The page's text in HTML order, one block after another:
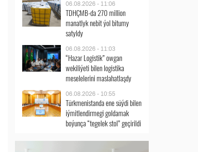
06.08.2026 - 11:06
TDHÇMB-da 270 million
manatlyk nebit ýol bitumy
satyldy
06.08.2026 - 11:03
“Hazar Logistik” owgan
wekiliýeti bilen logistika
meselelerini maslahatlaşdy
06.08.2026 - 10:55
Türkmenistanda ene süýdi bilen
iýmitlendirmegi goldamak
boýunça “tegelek stol” geçirildi